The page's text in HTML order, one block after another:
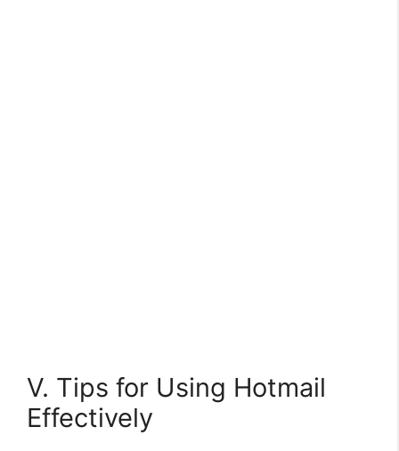
V. Tips for Using Hotmail
Effectively